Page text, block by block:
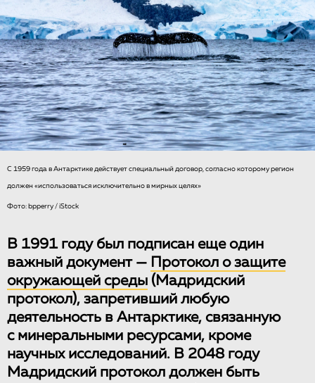
С 1959 года в Антарктике действует специальный договор, согласно которому регион
должен «использоваться исключительно в мирных целях»
Фото: bpperry / iStock
В 1991 году был подписан еще один
важный документ —
Протокол о защите
окружающей среды (Мадридский
протокол), запретивший любую
деятельность в Антарктике, связанную
с минеральными ресурсами, кроме
научных исследований. В 2048 году
Мадридский протокол должен быть